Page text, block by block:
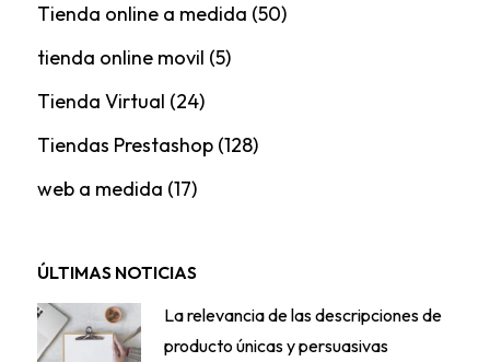
Tienda online a medida (50)
tienda online movil (5)
Tienda Virtual (24)
Tiendas Prestashop(128)
web a medida (17)
ÚLTIMAS NOTICIAS
La relevancia de las descripciones de
producto únicas y persuasivas